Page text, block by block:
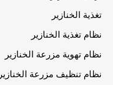
تغذية الخنازير
نظام تغذية الخنازير
نظام تهوية مزرعة الخنازير
نظام تنظيف مزرعة الخنازير